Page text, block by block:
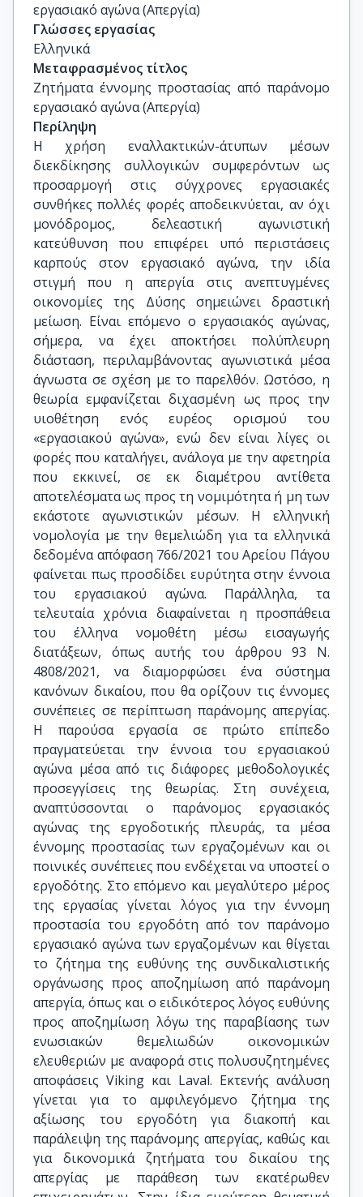
εργασιακό αγώνα (Απεργία)
Γλώσσες εργασίας
Ελληνικά
Μεταφρασμένος τίτλος
Ζητήματα έννομης προστασίας από παράνομο
εργασιακό αγώνα (Απεργία)
Περίληψη
Η χρήση εναλλακτικών-άτυπων μέσων
διεκδίκησης συλλογικών συμφερόντων ως
προσαρμογή στις σύγχρονες εργασιακές
συνθήκες πολλές φορές αποδεικνύεται, αν όχι
μονόδρομος, δελεαστική αγωνιστική
κατεύθυνση που επιφέρει υπό περιστάσεις
καρπούς στον εργασιακό αγώνα, την ιδία
στιγμή που η απεργία στις ανεπτυγμένες
οικονομίες της Δύσης σημειώνει δραστική
μείωση. Είναι επόμενο ο εργασιακός αγώνας,
σήμερα, να έχει αποκτήσει πολύπλευρη
διάσταση, περιλαμβάνοντας αγωνιστικά μέσα
άγνωστα σε σχέση με το παρελθόν. Ωστόσο, η
θεωρία εμφανίζεται διχασμένη ως προς την
υιοθέτηση ενός ευρέος ορισμού του
«εργασιακού αγώνα», ενώ δεν είναι λίγες οι
φορές που καταλήγει, ανάλογα με την αφετηρία
που εκκινεί, σε εκ διαμέτρου αντίθετα
αποτελέσματα ως προς τη νομιμότητα ή μη των
εκάστοτε αγωνιστικών μέσων. Η ελληνική
νομολογία με την θεμελιώδη για τα ελληνικά
δεδομένα απόφαση 766/2021 του Αρείου Πάγου
φαίνεται πως προσδίδει ευρύτητα στην έννοια
του εργασιακού αγώνα. Παράλληλα, τα
τελευταία χρόνια διαφαίνεται η προσπάθεια
του έλληνα νομοθέτη μέσω εισαγωγής
διατάξεων, όπως αυτής του άρθρου 93 Ν.
4808/2021, να διαμορφώσει ένα σύστημα
κανόνων δικαίου, που θα ορίζουν τις έννομες
συνέπειες σε περίπτωση παράνομης απεργίας.
Η παρούσα εργασία σε πρώτο επίπεδο
πραγματεύεται την έννοια του εργασιακού
αγώνα μέσα από τις διάφορες μεθοδολογικές
προσεγγίσεις της θεωρίας. Στη συνέχεια,
αναπτύσσονται ο παράνομος εργασιακός
αγώνας της εργοδοτικής πλευράς, τα μέσα
έννομης προστασίας των εργαζομένων και οι
ποινικές συνέπειες που ενδέχεται να υποστεί ο
εργοδότης. Στο επόμενο και μεγαλύτερο μέρος
της εργασίας γίνεται λόγος για την έννομη
προστασία του εργοδότη από τον παράνομο
εργασιακό αγώνα των εργαζομένων και θίγεται
το ζήτημα της ευθύνης της συνδικαλιστικής
οργάνωσης προς αποζημίωση από παράνομη
απεργία, όπως και ο ειδικότερος λόγος ευθύνης
προς αποζημίωση λόγω της παραβίασης των
ενωσιακών θεμελιωδών οικονομικών
ελευθεριών με αναφορά στις πολυσυζητημένες
αποφάσεις Viking και Laval. Εκτενής ανάλυση
γίνεται για το αμφιλεγόμενο ζήτημα της
αξίωσης του εργοδότη για διακοπή και
παράλειψη της παράνομης απεργίας, καθώς και
για δικονομικά ζητήματα του δικαίου της
απεργίας με παράθεση των εκατέρωθεν